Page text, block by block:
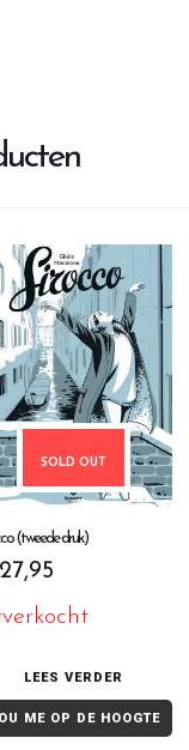
SOLD OUT
(tweede druk)
27,95
LEES VERDER
ME OP DE HOOGTE